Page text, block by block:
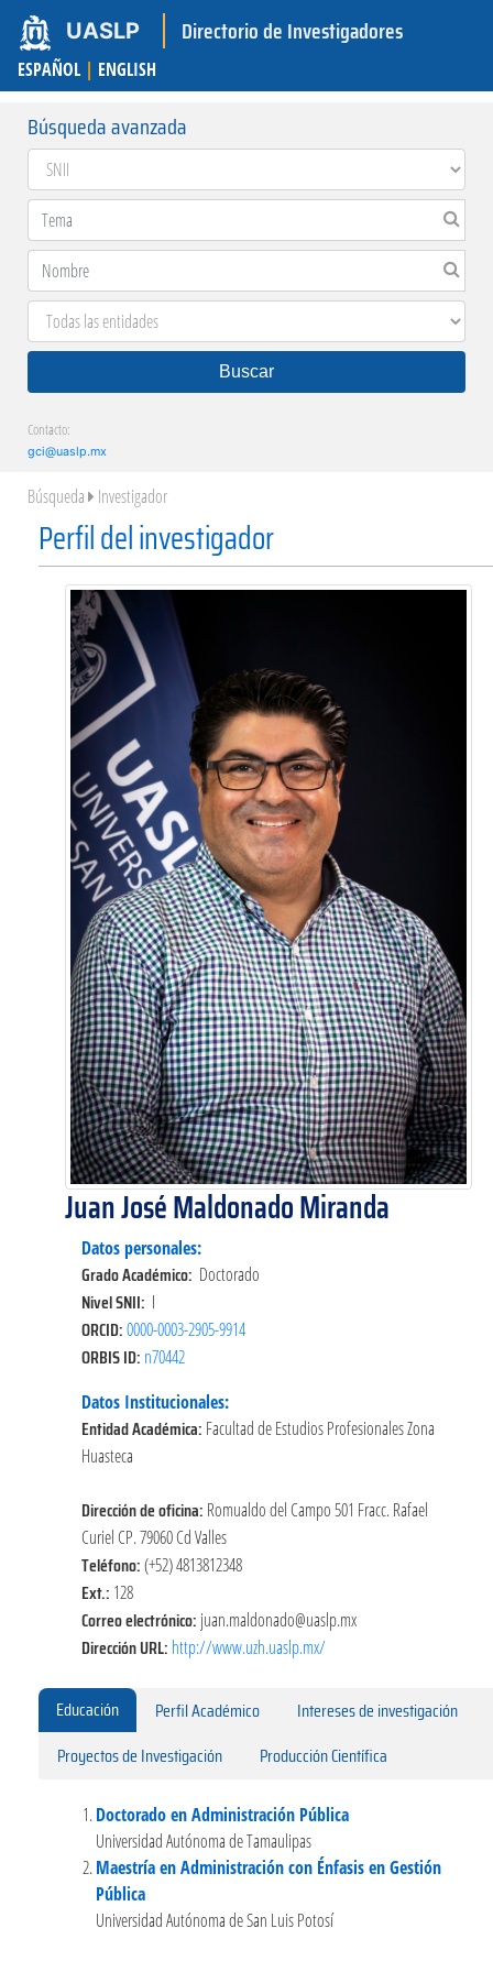
UASLP Directorio de Investigadores
ESPAÑOL | ENGLISH
Búsqueda avanzada
Buscar
Contacto:
gci@uaslp.mx
Búsqueda Investigador
Perfil del investigador
Juan José Maldonado Miranda
Datos personales:
Grado Académico: Doctorado
Nivel SNII: I
ORCID:0000-0003-2905-9914
ORBIS ID: n70442
Datos Institucionales:
Entidad Académica: Facultad de Estudios Profesionales Zona
Huasteca
Dirección de oficina: Romualdo del Campo 501 Fracc. Rafael
Curiel CP. 79060 Cd Valles
Teléfono:(+52) 4813812348
Ext.: 128
Correo electrónico: juan.maldonado@uaslp.mx
Dirección URL: http://www.uzh.uaslp.mx/
Educación Perfil Académico
Intereses de investigación
Proyectos de Investigación
Producción Científica
Doctorado en Administración Pública
Universidad Autónoma de Tamaulipas
Maestría en Administración con Énfasis en Gestión
Pública
Universidad Autónoma de San Luis Potosí